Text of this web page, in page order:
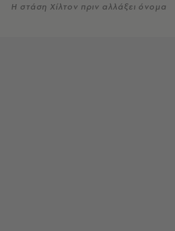
Η στάση Χίλτον πριν αλλάξει όνομα